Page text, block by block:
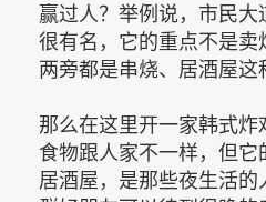
赢过人？举例说，市民
很有名，它的重点不是卖
两旁都是串烧、居酒屋这
那么在这里开一家韩式
食物跟人家不一样，但它
居酒屋，是那些夜生活